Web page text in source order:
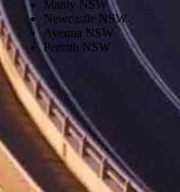
Manly NSW
Newcastle NSW
Ayeuna NSW
Penrith NSW